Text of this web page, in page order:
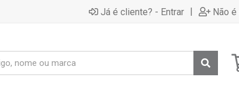
Já é cliente? - Entrar | Não